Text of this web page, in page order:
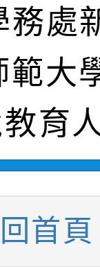
融知
政風處
能透明
度全
」及修
年度
實施計
招)】
招)】
第9次
招)】
務處
範大
育
首頁